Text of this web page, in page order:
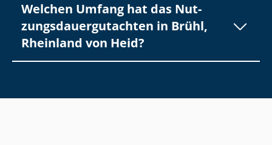
Welchen Umfang hat das Nut­
zungs­dau­er­gut­ach­ten in Brühl,
Rheinland von Heid?